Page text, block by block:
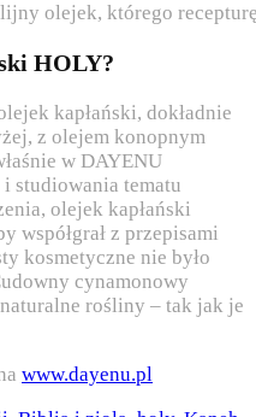
olejek, którego
HOLY?
kapłański, dokładnie
z olejem konopnym
w DAYENU
studiowania tematu
olejek kapłański
współgrał z przepisami
kosmetyczne nie było
cynamonowy
rośliny – tak jak je
www.dayenu.pl